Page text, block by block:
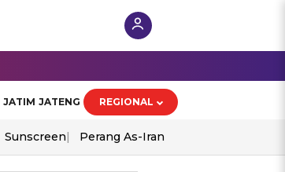
JATIM JATENG REGIONAL
Sunscreen Perang As-Iran